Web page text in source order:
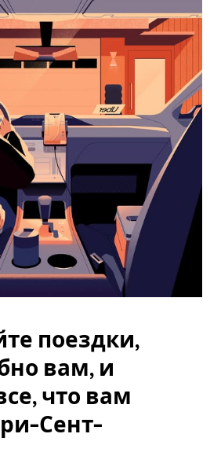
поездки,
вам, и
что вам
Сент-